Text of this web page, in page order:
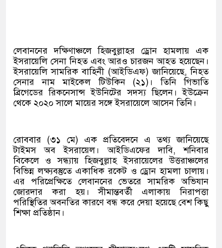
লেবাননের দক্ষিণাঞ্চলে হিজবুল্লাহর ড্রোন হামলায় এক
ইসরায়েলি সেনা নিহত এবং আরও চারজন আহত হয়েছেন।
ইসরায়েলি সামরিক বাহিনী (আইডিএফ) জানিয়েছে, নিহত
সেনার নাম মাইকেল টিউকিন (২১)। তিনি গিভাতি
ব্রিগেডের রিকনেসান্স ইউনিটের সদস্য ছিলেন। ইউক্রেন
থেকে ২০২০ সালে মায়ের সঙ্গে ইসরায়েলে আসেন তিনি।
রোববার (৩১ মে) এক প্রতিবেদনে এ তথ্য জানিয়েছে
টাইমস অব ইসরায়েল। আইডিএফের দাবি, শনিবার
বিকেলে ও সন্ধ্যায় হিজবুল্লাহ ইসরায়েলের উত্তরাঞ্চলের
বিভিন্ন লক্ষ্যবস্তুতে একাধিক রকেট ও ড্রোন হামলা চালায়।
এর পরিপ্রেক্ষিতে লেবাননের ভেতরে সামরিক অভিযান
জোরদার করা হয়। সীমান্তবর্তী এলাকায় নিরাপত্তা
পরিস্থিতির অবনতির কারণে বন্ধ করে দেয়া হয়েছে বেশ কিছু
শিক্ষা প্রতিষ্ঠান।